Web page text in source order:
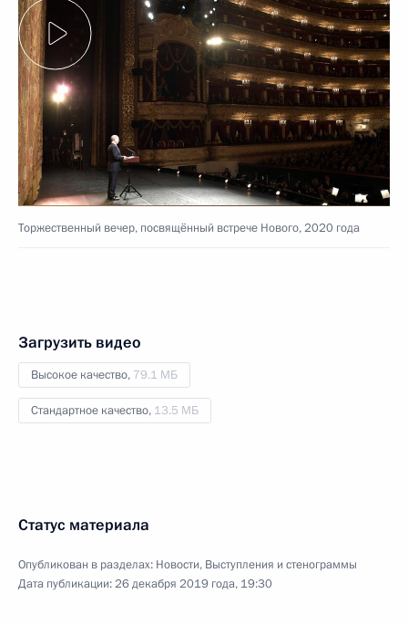
Торжественный вечер, посвящённый встрече Нового, 2020 года
Загрузить видео
Высокое качество, 79.1 МБ
Стандартное качество, 13.5 МБ
Статус материала
Опубликован в разделах: Новости, Выступления и стенограммы
Дата публикации:26 декабря 2019 года, 19:30